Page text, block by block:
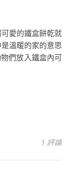
溫暖的家的意思
們放入鐵盒內可
1 評論